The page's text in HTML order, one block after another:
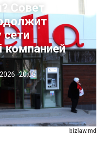
bizlaw.md
Совет
сети
компанией
20:08